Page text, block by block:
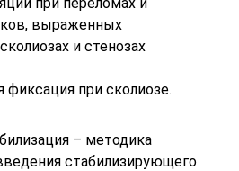
выраженных
и стенозах
фиксация при сколиозе.
– методика
стабилизирующего